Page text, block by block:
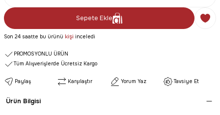
Sepete Ekle
Son 24 saatte bu ürünü kişi inceledi
PROMOSYONLU ÜRÜN
Tüm Alışverişlerde Ücretsiz Kargo
Paylaş Karşılaştır Yorum Yaz Tavsiye Et
Ürün Bilgisi